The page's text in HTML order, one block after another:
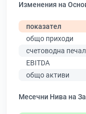
Изменения на
показател
общо приходи
счетоводна
EBITDA
общо активи
Месечни Нива на